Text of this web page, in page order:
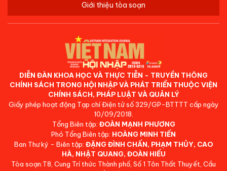
Giới thiệu tòa soạn
DIỄN ĐÀN KHOA HỌC VÀ THỰC TIỄN - TRUYỀN THÔNG
CHÍNH SÁCH TRONG HỘI NHẬP VÀ PHÁT TRIỂN THUỘC VIỆN
CHÍNH SÁCH, PHÁP LUẬT VÀ QUẢN LÝ
Giấy phép hoạt động Tạp chí Điện tử số 329/GP-BTTTT cấp ngày
10/09/2018.
Tổng Biên tập: ĐOÀN MẠNH PHƯƠNG
Phó Tổng Biên tập: HOÀNG MINH TIẾN
Ban Thư ký - Biên tập: ĐẶNG ĐÌNH CHẤN, PHẠM THỦY, CAO
HÀ, NHẬT QUANG, ĐOÀN HIẾU
Tòa soạn:T8, Cung Trí thức Thành phố, Số 1 Tôn Thất Thuyết, Cầu